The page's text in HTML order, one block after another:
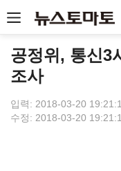
공정위, 통신3
조사
입력: 2018-03-20
수정: 2018-03-20